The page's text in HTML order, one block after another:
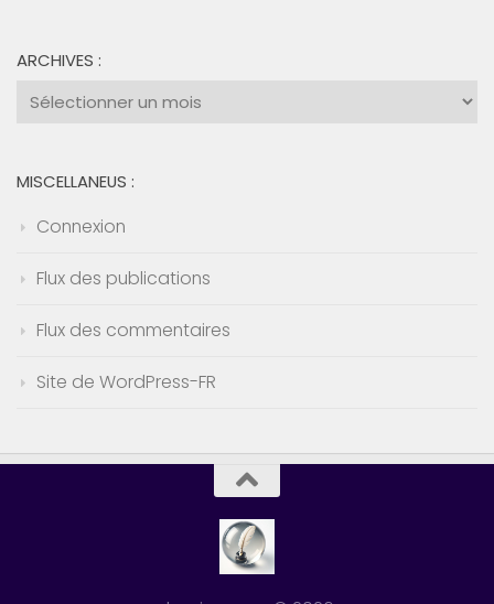
ARCHIVES :
Archives
MISCELLANEUS :
Connexion
Flux des publications
Flux des commentaires
Site de WordPress-FR